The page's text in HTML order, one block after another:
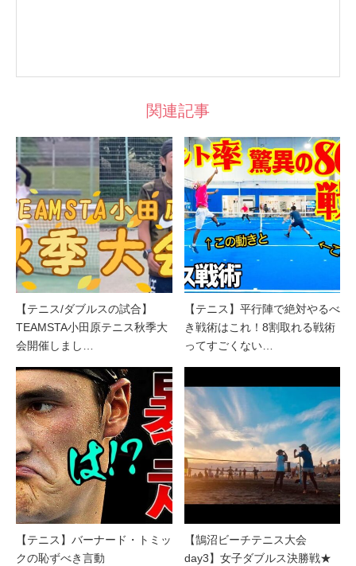
関連記事
【テニス/ダブルスの試合】
TEAMSTA小田原テニス秋季大
会開催しまし…
【テニス】平行陣で絶対やるべ
き戦術はこれ！8割取れる戦術
ってすごくない…
【テニス】バーナード・トミッ
クの恥ずべき言動
【鵠沼ビーチテニス大会
day3】女子ダブルス決勝戦★